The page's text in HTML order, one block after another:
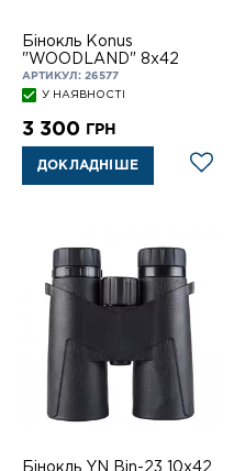
Бінокль Konus
"WOODLAND" 8x42
АРТИКУЛ: 26577
У НАЯВНОСТІ
3 300 ГРН
ДОКЛАДНІШЕ
Бiнокль YN Bin-23 10х42